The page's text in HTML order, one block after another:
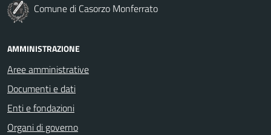
Comune di Casorzo Monferrato
AMMINISTRAZIONE
Aree amministrative
Documenti e dati
Enti e fondazioni
Organi di governo